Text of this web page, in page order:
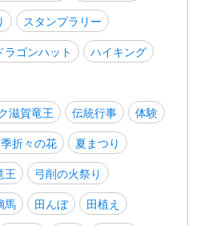
スタンプラリー
ラゴンハット
ハイキング
滋賀竜王
伝統行事
体験
折々の花
夏まつり
王
弓削の火祭り
馬 田んぼ
田植え